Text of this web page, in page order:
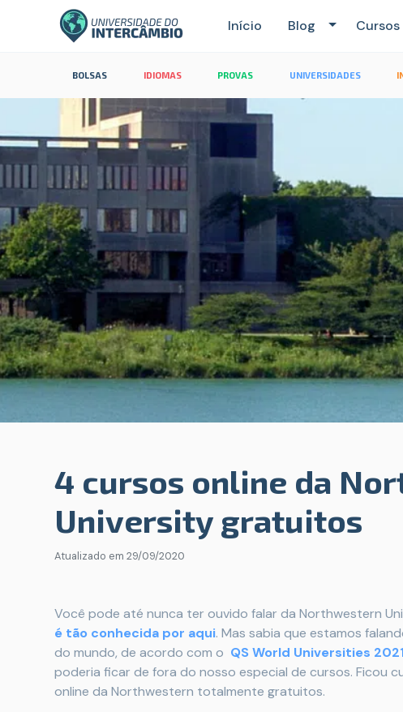
Início Blog Cursos
BOLSAS IDIOMAS PROVAS UNIVERSIDADES
4 cursos online da
University gratuitos
Atualizado em 29/09/2020
Você pode até nunca ter ouvido falar da Northwestern
é tão conhecida por aqui. Mas sabia que estamos
do mundo, de acordo com o QS World Universities
poderia ficar de fora do nosso especial de cursos. Ficou
online da Northwestern totalmente gratuitos.